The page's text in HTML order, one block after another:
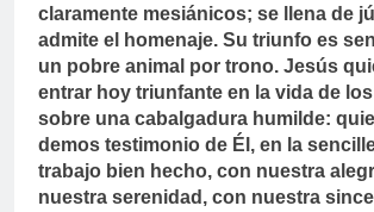
claramente mesiánicos; se llena de
admite el homenaje. Su triunfo es
un pobre animal por trono. Jesús
entrar hoy triunfante en la vida de
sobre una cabalgadura humilde:
demos testimonio de Él, en la
trabajo bien hecho, con nuestra
nuestra serenidad, con nuestra